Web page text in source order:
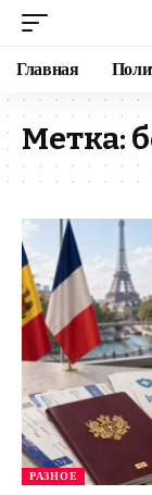
Главная
Метка:
РАЗНОЕ